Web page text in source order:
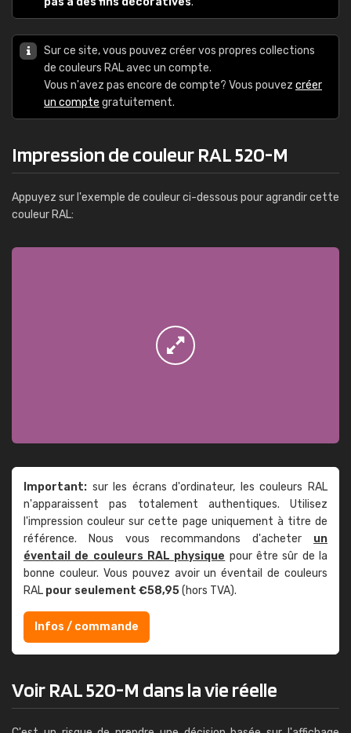
Sur ce site, vous pouvez créer vos propres collections
de couleurs RAL avec un compte.
Vous n'avez pas encore de compte? Vous pouvez créer
un compte gratuitement.
Impression de couleur RAL 520-M
Appuyez sur l'exemple de couleur ci-dessous pour agrandir cette
couleur RAL:
Important: sur les écrans d'ordinateur, les couleurs RAL
n'apparaissent pas totalement authentiques. Utilisez
l'impression couleur sur cette page uniquement à titre de
référence. Nous vous recommandons d'acheter un
éventail de couleurs RAL physique pour être sûr de la
bonne couleur. Vous pouvez avoir un éventail de couleurs
RAL pour seulement €58,95(hors TVA).
Infos / commande
Voir RAL 520-M dans la vie réelle